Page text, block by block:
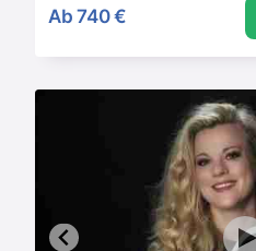
Ab 740 €